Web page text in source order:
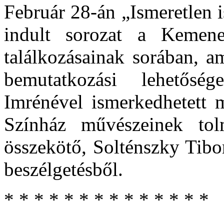
Február 28-án „Ismeretlen
indult sorozat a
találkozásainak sorában,
bemutatkozási
Imrénével ismerkedhetett
Színház művészeinek
összekötő, Solténszky
beszélgetésből.
* * * * * * * * * * * * * *